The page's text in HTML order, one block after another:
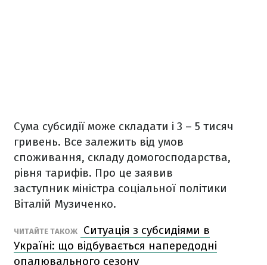
Сума субсидії може складати і 3 – 5 тисяч
гривень. Все залежить від умов
споживання, складу домогосподарства,
рівня тарифів. Про це заявив
заступник міністра соціальної політики
Віталій Музиченко.
ЧИТАЙТЕ ТАКОЖ
Ситуація з субсидіями в
Україні: що відбувається напередодні
опалювального сезону